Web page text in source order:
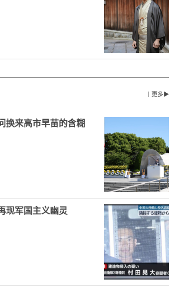
丨更多▶
换来高市早苗的含糊
现军国主义幽灵